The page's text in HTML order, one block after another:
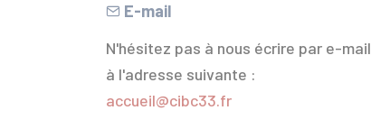
E-mail
N'hésitez pas à nous écrire par e-mail
à l'adresse suivante :
accueil@cibc33.fr